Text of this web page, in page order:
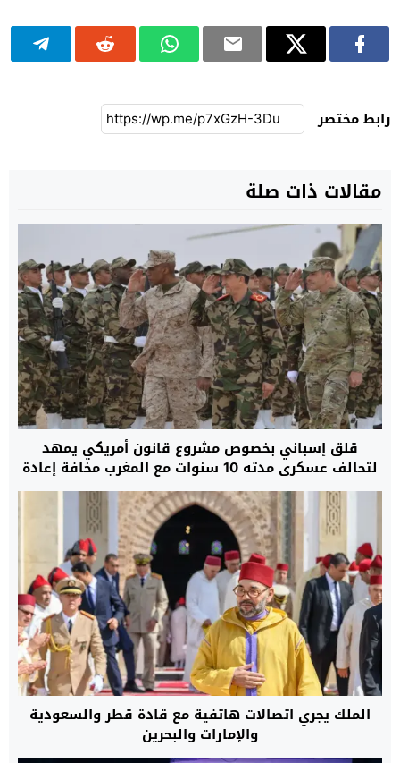
رابط مختصر
مقالات ذات صلة
قلق إسباني بخصوص مشروع قانون أمريكي يمهد
لتحالف عسكري مدته 10 سنوات مع المغرب مخافة إعادة
رسم موازين القوة بمنطقة غرب المتوسط
الملك يجري اتصالات هاتفية مع قادة قطر والسعودية
والإمارات والبحرين